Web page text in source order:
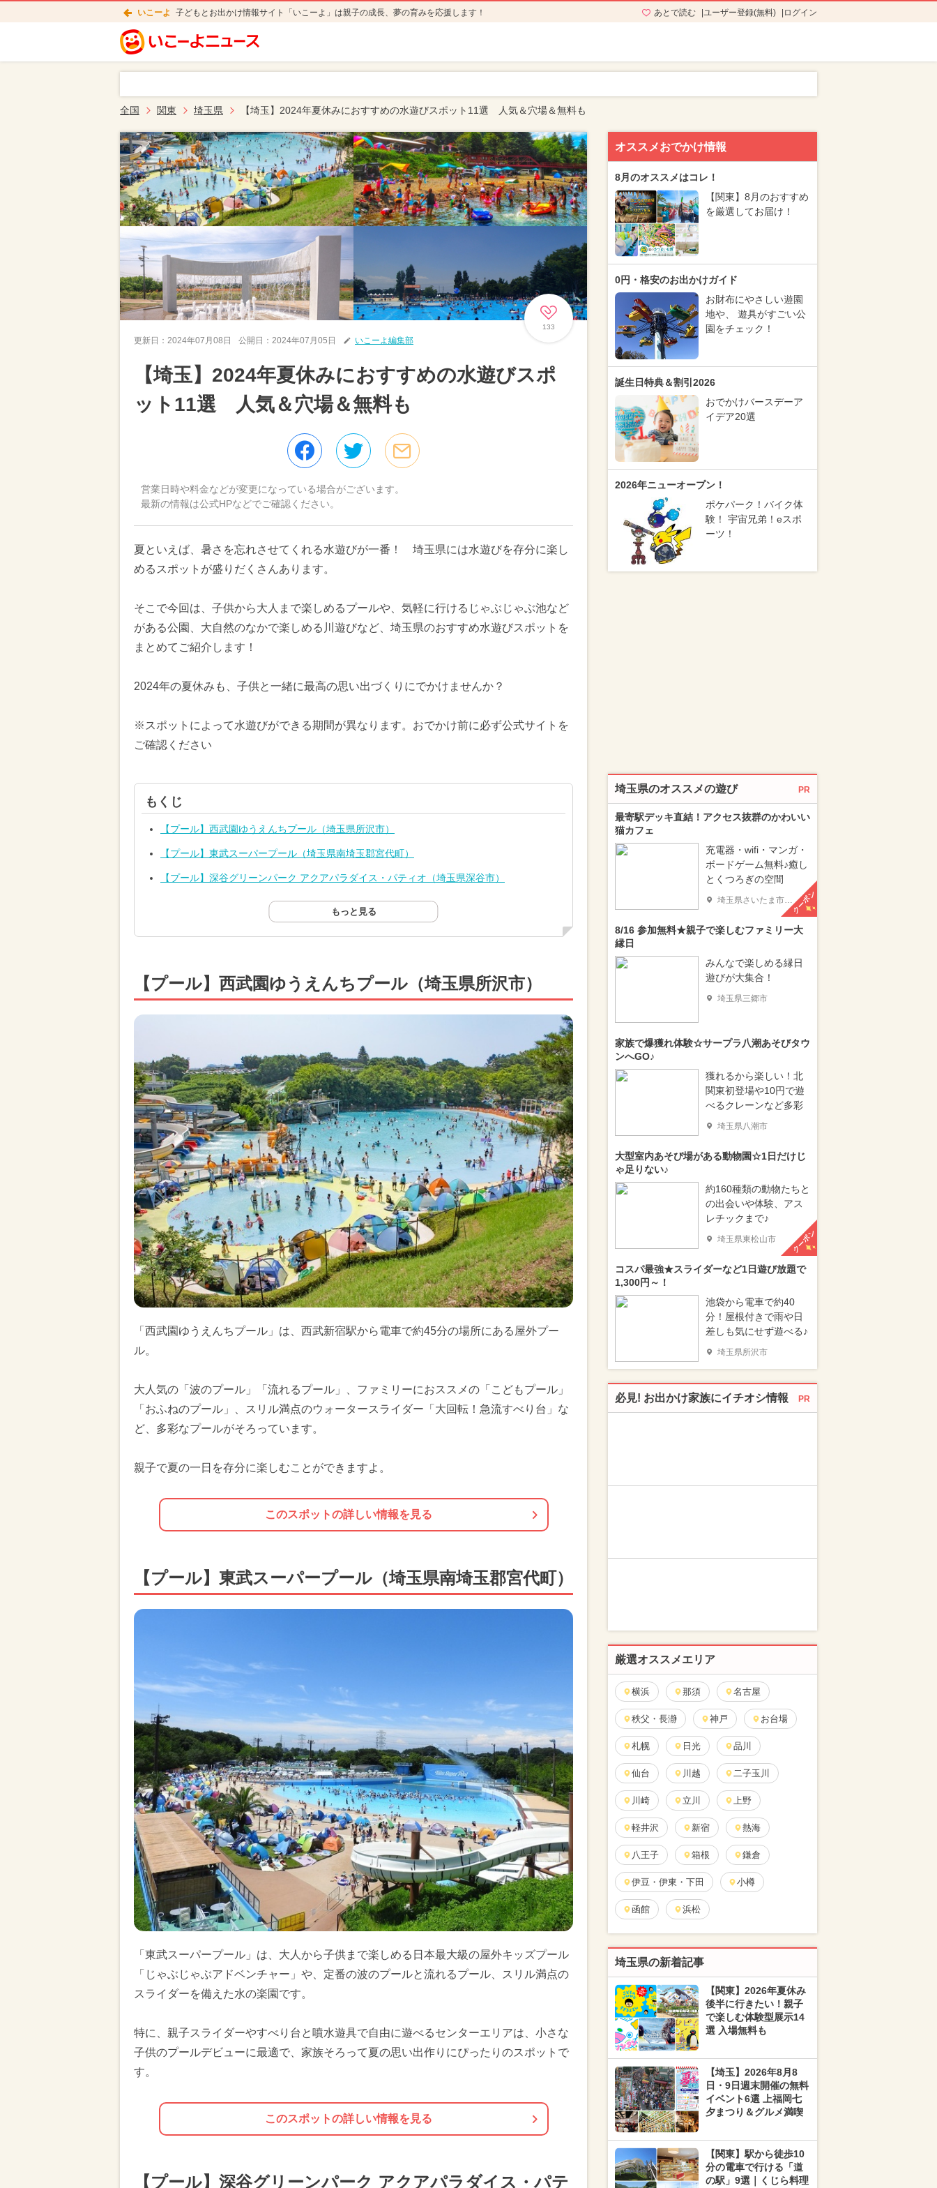
いこーよ 子どもとお出かけ情報サイト「いこーよ」は親子の成長、夢の育みを応援します！ あとで読む ユーザー登録(無料) ログイン
全国 関東 埼玉県 【埼玉】2024年夏休みにおすすめの水遊びスポット11選 人気＆穴場＆無料も
133
更新日： 2024年07月08日 公開日： 2024年07月05日 いこーよ編集部
【埼玉】2024年夏休みにおすすめの水遊びスポ
ット11選 人気＆穴場＆無料も
営業日時や料金などが変更になっている場合がございます。
最新の情報は公式HPなどでご確認ください。
夏といえば、暑さを忘れさせてくれる水遊びが一番！ 埼玉県には水遊びを存分に楽し
めるスポットが盛りだくさんあります。
そこで今回は、子供から大人まで楽しめるプールや、気軽に行けるじゃぶじゃぶ池など
がある公園、大自然のなかで楽しめる川遊びなど、埼玉県のおすすめ水遊びスポットを
まとめてご紹介します！
2024年の夏休みも、子供と一緒に最高の思い出づくりにでかけませんか？
※スポットによって水遊びができる期間が異なります。おでかけ前に必ず公式サイトを
ご確認ください
もくじ
【プール】西武園ゆうえんちプール（埼玉県所沢市）
【プール】東武スーパープール（埼玉県南埼玉郡宮代町）
【プール】深谷グリーンパーク アクアパラダイス・パティオ（埼玉県深谷市）
もっと見る
【プール】西武園ゆうえんちプール（埼玉県所沢市）
「西武園ゆうえんちプール」は、西武新宿駅から電車で約45分の場所にある屋外プー
ル。
大人気の「波のプール」「流れるプール」、ファミリーにおススメの「こどもプール」
「おふねのプール」、スリル満点のウォータースライダー「大回転！急流すべり台」な
ど、多彩なプールがそろっています。
親子で夏の一日を存分に楽しむことができますよ。
このスポットの詳しい情報を見る
【プール】東武スーパープール（埼玉県南埼玉郡宮代町）
「東武スーパープール」は、大人から子供まで楽しめる日本最大級の屋外キッズプール
「じゃぶじゃぶアドベンチャー」や、定番の波のプールと流れるプール、スリル満点の
スライダーを備えた水の楽園です。
特に、親子スライダーやすべり台と噴水遊具で自由に遊べるセンターエリアは、小さな
子供のプールデビューに最適で、家族そろって夏の思い出作りにぴったりのスポットで
す。
このスポットの詳しい情報を見る
【プール】深谷グリーンパーク アクアパラダイス・パテ
オススメおでかけ情報
8月のオススメはコレ！
【関東】8月のおすすめ
を厳選してお届け！
0円・格安のお出かけガイド
お財布にやさしい遊園
地や、 遊具がすごい公
園をチェック！
誕生日特典＆割引2026
おでかけバースデーア
イデア20選
2026年ニューオープン！
ポケパーク！バイク体
験！ 宇宙兄弟！eスポ
ーツ！
埼玉県のオススメの遊び PR
最寄駅デッキ直結！アクセス抜群のかわいい
猫カフェ
充電器・wifi・マンガ・
ボードゲーム無料♪癒し
とくつろぎの空間
埼玉県さいたま市大宮区 クーポン
8/16 参加無料★親子で楽しむファミリー大
縁日
みんなで楽しめる縁日
遊びが大集合！
埼玉県三郷市
家族で爆獲れ体験☆サープラ八潮あそびタウ
ンへGO♪
獲れるから楽しい！北
関東初登場や10円で遊
べるクレーンなど多彩
埼玉県八潮市
大型室内あそび場がある動物園☆1日だけじ
ゃ足りない♪
約160種類の動物たちと
の出会いや体験、アス
レチックまで♪
埼玉県東松山市 クーポン
コスパ最強★スライダーなど1日遊び放題で
1,300円～！
池袋から電車で約40
分！屋根付きで雨や日
差しも気にせず遊べる♪
埼玉県所沢市
必見! お出かけ家族にイチオシ情報 PR
厳選オススメエリア
横浜 那須 名古屋
秩父・長瀞 神戸 お台場
札幌 日光 品川
仙台 川越 二子玉川
川崎 立川 上野
軽井沢 新宿 熱海
八王子 箱根 鎌倉
伊豆・伊東・下田 小樽
函館 浜松
埼玉県の新着記事
【関東】2026年夏休み
後半に行きたい！親子
で楽しむ体験型展示14
選 入場無料も
【埼玉】2026年8月8
日・9日週末開催の無料
イベント6選 上福岡七
夕まつり＆グルメ満喫
【関東】駅から徒歩10
分の電車で行ける「道
の駅」9選｜くじら料理